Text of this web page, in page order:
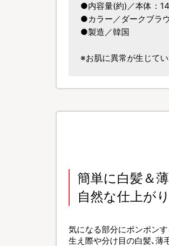
●内容量(約)／本体：
●カラー／ダークブラ
●製造／韓国
※お肌に異常が生じて
簡単に白髪＆
自然な仕上が
気になる部分にポンポンす
生え際や分け目の白髪､薄